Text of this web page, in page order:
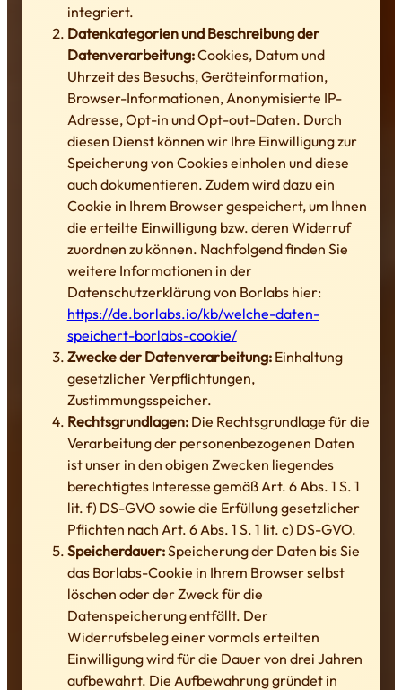
integriert.
Datenkategorien und Beschreibung der
Datenverarbeitung:Cookies, Datum und
Uhrzeit des Besuchs, Geräteinformation,
Browser-Informationen, Anonymisierte IP-
Adresse, Opt-in und Opt-out-Daten. Durch
diesen Dienst können wir Ihre Einwilligung zur
Speicherung von Cookies einholen und diese
auch dokumentieren. Zudem wird dazu ein
Cookie in Ihrem Browser gespeichert, um Ihnen
die erteilte Einwilligung bzw. deren Widerruf
zuordnen zu können. Nachfolgend finden Sie
weitere Informationen in der
Datenschutzerklärung von Borlabs hier:
https://de.borlabs.io/kb/welche-daten-
speichert-borlabs-cookie/
Zwecke der Datenverarbeitung: Einhaltung
gesetzlicher Verpflichtungen,
Zustimmungsspeicher.
Rechtsgrundlagen:Die Rechtsgrundlage für die
Verarbeitung der personenbezogenen Daten
ist unser in den obigen Zwecken liegendes
berechtigtes Interesse gemäß Art. 6 Abs. 1 S. 1
lit. f) DS-GVO sowie die Erfüllung gesetzlicher
Pflichten nach Art. 6 Abs. 1 S. 1 lit. c) DS-GVO.
Speicherdauer:Speicherung der Daten bis Sie
das Borlabs-Cookie in Ihrem Browser selbst
löschen oder der Zweck für die
Datenspeicherung entfällt. Der
Widerrufsbeleg einer vormals erteilten
Einwilligung wird für die Dauer von drei Jahren
aufbewahrt. Die Aufbewahrung gründet in